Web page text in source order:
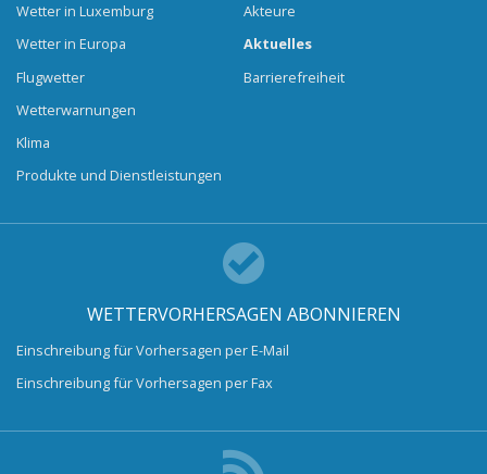
Wetter in Luxemburg
Wetter in Europa
Flugwetter
Wetterwarnungen
Klima
Produkte und Dienstleistungen
Akteure
Aktuelles
Barrierefreiheit
WETTERVORHERSAGEN ABONNIEREN
Einschreibung für Vorhersagen per E-Mail
Einschreibung für Vorhersagen per Fax